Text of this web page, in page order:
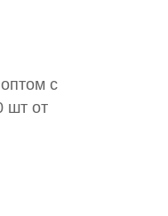
с
шт от